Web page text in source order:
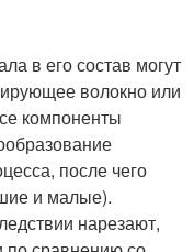
в его состав могут
волокно или
компоненты
после чего
и малые).
нарезают,